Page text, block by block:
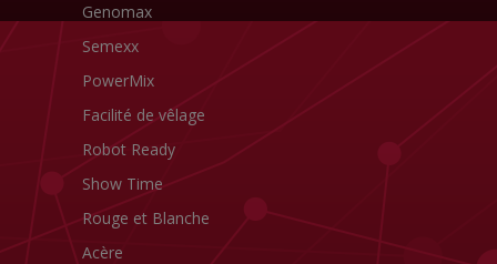
Genomax
Semexx
PowerMix
Facilité de vêlage
Robot Ready
Show Time
Rouge et Blanche
Acère